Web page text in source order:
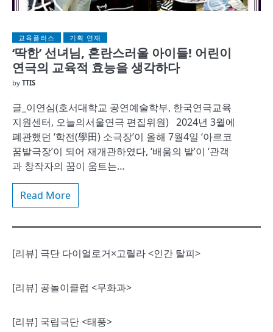
교육플러스 기획 연재
‘딱한’ 선녀님, 혼란스러울 아이들! 어린이
연극의 교육적 효능을 생각하다
by TTIS
글_이연심(호서대학교 공연예술학부, 한국연극교육
지원센터, 오늘의서울연극 편집위원) 2024년 3월에
폐관했던 ‘학전(學田) 소극장’이 올해 7월4일 ‘아르코
꿈밭극장’이 되어 재개관하였다, ‘배움의 밭’이 ‘관객
과 창작자의 꿈이 움트는…
Read More
[리뷰] 극단 다이얼로거×고릴라 <인간 탈피>
[리뷰] 공놀이클럽 <무화과>
[리뷰] 국립극단 <태풍>